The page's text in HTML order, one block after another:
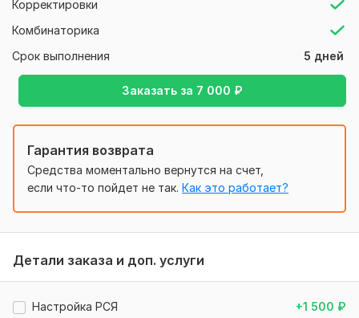
Корректировки
Комбинаторика
Срок выполнения
5 дней
Заказать за 7 000 ₽
налогообложения, Налоговый консалтинг
+ Кадровый учет, Ведение кадрового делопроизводства,
Кадровые консультации
+ Другие бизнесы в сфере бухгалтерско-финансовой
Бонусы!
!!! Пришлю заказчику список площадок для продвижения
через SEO
!!! Для новых рекламодателей подскажу, как можно
получить промокод Яндекса
Заказывайте сегодня!
С уважением,
Николай
Гарантия возврата
Средства моментально вернутся на счет,
если что-то пойдет не так. Как это работает?
Детали заказа и доп. услуги
Настройка РСЯ +1 500 ₽